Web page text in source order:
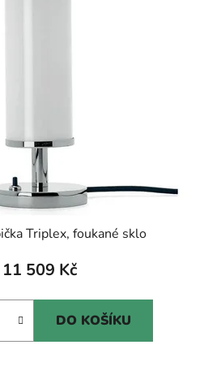
Triplex, foukané sklo
11 509 Kč
DO KOŠÍKU